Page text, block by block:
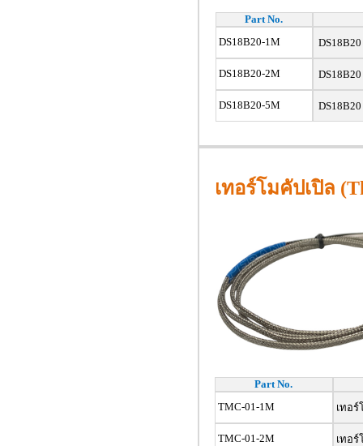
Part No.
DS18B20-1M
DS18B20-2M
DS18B20-5M
เทอร์โมคัปเปิล
Part No.
TMC-01-1M
เทอร์
TMC-01-2M เทอร์